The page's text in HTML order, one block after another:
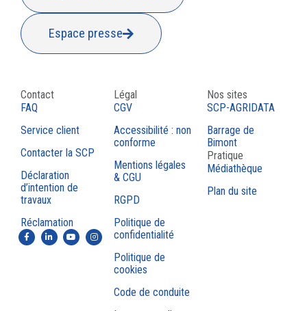
Espace presse
Contact
FAQ
Service client
Contacter la SCP
Déclaration
d’intention de
travaux
Réclamation
Légal
CGV
Accessibilité : non
conforme
Mentions légales
& CGU
RGPD
Politique de
confidentialité
Politique de
cookies
Code de conduite
Nos sites
SCP-AGRIDATA
Barrage de
Bimont
Pratique
Médiathèque
Plan du site